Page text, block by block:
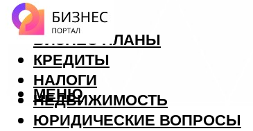
ФОРЕКС
БИЗНЕС ПЛАНЫ
КРЕДИТЫ
НАЛОГИ
НЕДВИЖИМОСТЬ
ЮРИДИЧЕСКИЕ ВОПРОСЫ
МЕНЮ